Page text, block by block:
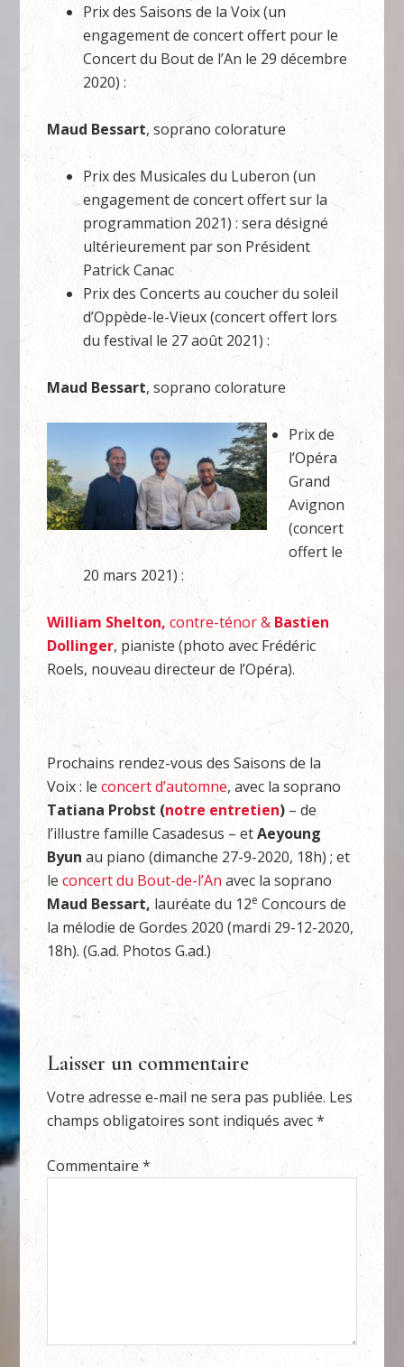
Prix des Saisons de la Voix (un
engagement de concert offert pour le
Concert du Bout de l’An le 29 décembre
2020) :
Maud Bessart, soprano colorature
Prix des Musicales du Luberon (un
engagement de concert offert sur la
programmation 2021) : sera désigné
ultérieurement par son Président
Patrick Canac
Prix des Concerts au coucher du soleil
d’Oppède-le-Vieux (concert offert lors
du festival le 27 août 2021) :
Maud Bessart, soprano colorature
Prix de
l’Opéra
Grand
Avignon
(concert
offert le
20 mars 2021) :
William Shelton,contre-ténor & Bastien
Dollinger, pianiste (photo avec Frédéric
Roels, nouveau directeur de l’Opéra).
Prochains rendez-vous des Saisons de la
Voix : leconcert d’automne, avec la soprano
Tatiana Probst (notre entretien) – de
l’illustre famille Casadesus – etAeyoung
Byunau piano (dimanche 27-9-2020, 18h) ; et
leconcert du Bout-de-l’An avec la soprano
Maud Bessart, lauréate du 12e Concours de
la mélodie de Gordes 2020 (mardi 29-12-2020,
18h). (G.ad. Photos G.ad.)
Laisser un commentaire
Votre adresse e-mail ne sera pas publiée. Les
champs obligatoires sont indiqués avec*
Commentaire*